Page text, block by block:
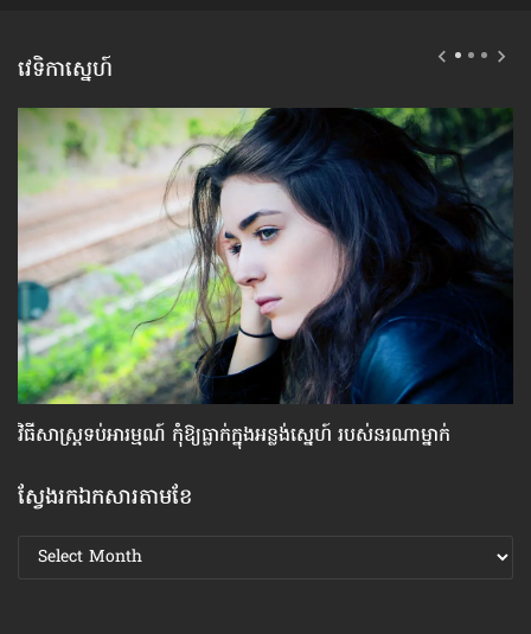
វេទិកាស្នេហ៍
វិធីសាស្រ្ត​ទប់​អារម្មណ៍ កុំឱ្យធ្លាក់​ក្នុងអន្លង់ស្នេហ៍ របស់​នរណា​ម្នាក់
ស្វែងរកឯកសារតាមខែ
ស្វែងរក
ឯកសារ